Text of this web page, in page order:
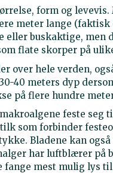
form og
meter lange
buskaktige, men
flate skorper på
over hele verden,
40 meters dyp
på flere hundre
feste seg
som forbinder
Bladene kan
har luftblærer på
fange mest mulig lys